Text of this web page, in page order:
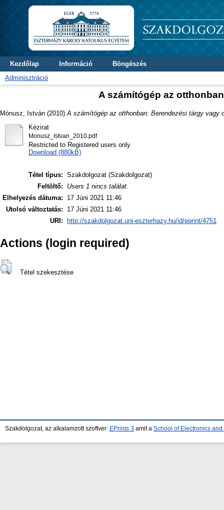
Kezdőlap Információ
Böngészés
Adminisztráció
A számítógép az
Mónusz, István (2010) A számítógép az otthonban: Berendezési tárgy vagy
Kézirat
Monusz_Istvan_2010.pdf
Restricted to Registered users only
Download (880kB)
Tétel típus: Szakdolgozat (Szakdolgozat)
Feltöltő:
Users 1 nincs találat.
Elhelyezés dátuma:
17 Júni 2021 11:46
Utolsó változtatás:
17 Júni 2021 11:46
URI:
http://szakdolgozat.uni-eszterhazy.hu/id/eprint/4751
Actions (login required)
Tétel szekesztése
Szakdolgozat, az alkalamzott szoftver: EPrints 3 amit a School of Electronics